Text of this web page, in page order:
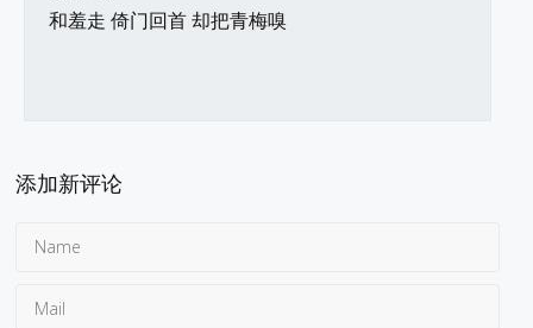
和羞走 倚门回首 却把青梅嗅
添加新评论